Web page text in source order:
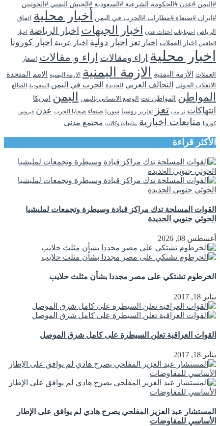
#اليمن #عدن #الحكومة الشرعية #السعودية #الجيش اليمني #الحوثيين
#ايران #صنعاء #مطارات #الحرب في اليمن
أخبار محلية
اتفاق
الرياض
احتجاجات احداث عدن اخبار الجبهات اخبار الرياضة اخبار
الطقس
اخبار العملات اخبار تعز اخبار دولية اخبار عربية اخبار كورونا
اخبار محلية اراء ومقالات اراء و مقالات اسعار
العملات الأزمة اليمنية الازمة اليمنية الازمه اليمنيه الامم المتحدة
الانقلاب الحوثي التحالف العربي الحديدة الحرب في اليمن السعودية الضالع
المواطن المواطن نت الوضع الانساني باليمن اليمن امريكا
انتهاكات ترامب تعز تقارير روسيا سوريا صنعاء ضحايا الحرب عدن فيروس
كورونا متابعات اخبارية متابعات وكالات مجتمع مدني
الأكثر قراءة
القوات المسلحة تدك مراكز قيادة وسيطرة وتجمعات لمليشيا
الحوثي جنوبي الحديدة
أغسطس 08, 2026
الخرطوم تشتكي على مصر مجددا بشأن مثلث حلايب
يناير 18, 2017
القوات العراقية تعلن السيطرة على كامل شرق الموصل
يناير 18, 2017
المستشار عبد العزيز المفلحي يصرح هادي لم يوافق على الإطار
الأساسي للمفاوضات